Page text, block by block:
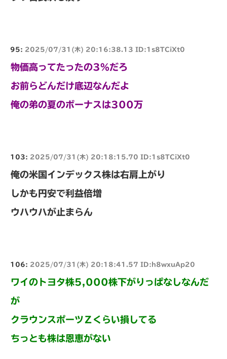
95: 2025/07/31(木) 20:16:38.13 ID:1s8TCiXt0
物価高ってたったの3%だろ
お前らどんだけ底辺なんだよ
俺の弟の夏のボーナスは300万
103: 2025/07/31(木) 20:18:15.70 ID:1s8TCiXt0
俺の米国インデックス株は右肩上がり
しかも円安で利益倍増
ウハウハが止まらん
106: 2025/07/31(木) 20:18:41.57 ID:h8wxuAp20
ワイのトヨタ株5,000株下がりっぱなしなんだ
が
クラウンスポーツＺくらい損してる
ちっとも株は恩恵がない